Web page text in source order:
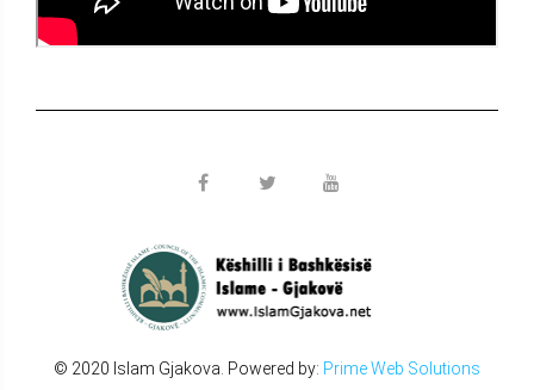
© 2020 Islam Gjakova. Powered by: Prime Web Solutions